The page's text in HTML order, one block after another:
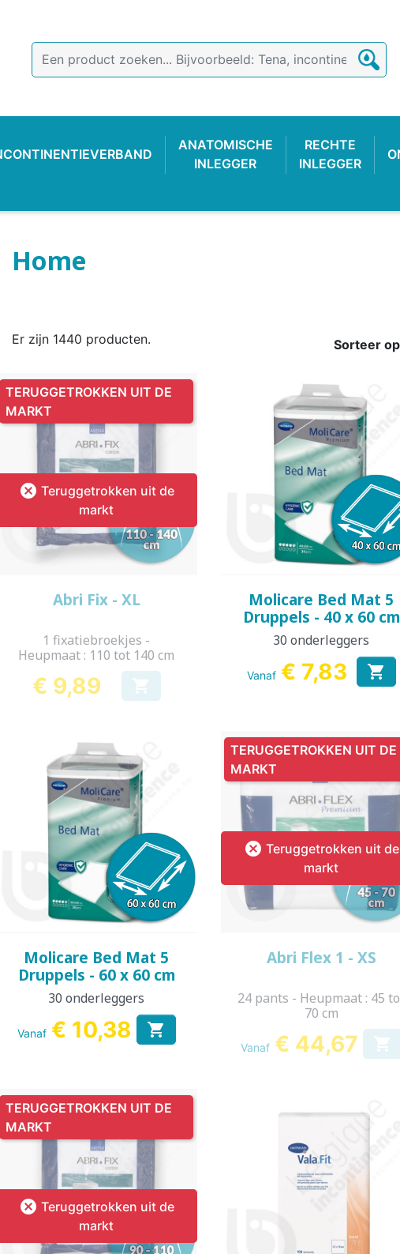
ANATOMISCHE
INLEGGER
RECHTE
INLEGGER
BROEKJE
PYJAMA ROMPERTJE
SLAB ONDERZOEKSHANDSCHOEN
&
DESINFECTIE VAN
HANDEN EN
UP-LUIER
KINDEREN
WASBARE LUIER
PYJAMA
Home
Er zijn 1440 producten. Sorteer
 Teruggetrokken uit de
markt
Snel bekijken
Abri Fix - XL
1 fixatiebroekjes -
Heupmaat : 110 tot 140 cm
Prijs
€ 9,89 
TERUGGETROKKEN UIT DE
MARKT
Snel bekijken
Molicare Bed Mat 5
Druppels - 40 x 60 cm
30 onderleggers
Vanaf € 7,83 
Snel bekijken
Molicare Bed Mat 5
Druppels - 60 x 60 cm
30 onderleggers
Vanaf € 10,38 
 Teruggetrokken uit de
markt
Snel bekijken
Abri Flex 1 - XS
24 pants - Heupmaat : 45
70 cm
Vanaf € 44,67 
TERUGGETROKKEN UIT DE
MARKT
 Teruggetrokken uit de
markt
TERUGGETROKKEN UIT DE
MARKT